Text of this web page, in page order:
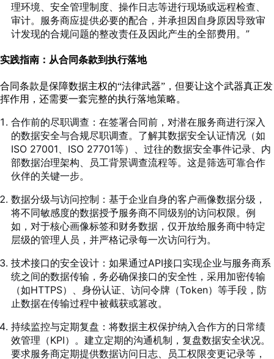
理环境、安全管理制度、操作日志等进行现场或远程检查、
审计。服务商应提供必要的配合，并承担因自身原因导致审
计发现的合规问题的整改责任及因此产生的全部费用。”
实践指南：从合同条款到执行落地
合同条款是保障数据主权的“法律武器”，但要让这个武器真正发
挥作用，还需要一套完整的执行落地策略。
合作前的尽职调查：在签署合同前，对潜在服务商进行深入
的数据安全与合规尽职调查。了解其数据安全认证情况（如
ISO 27001、ISO 27701等）、过往的数据安全事件记录、内
部数据治理架构、员工背景调查流程等。这是筛选可靠合作
伙伴的关键一步。
数据分级与访问控制：基于企业自身的客户画像数据分级，
将不同敏感度的数据授予服务商不同级别的访问权限。例
如，对于核心画像标签和财务数据，仅开放给服务商中特定
层级的管理人员，并严格记录每一次访问行为。
技术接口的安全设计：如果通过API接口实现企业与服务商系
统之间的数据传输，务必确保接口的安全性，采用加密传输
（如HTTPS）、身份认证、访问令牌（Token）等手段，防
止数据在传输过程中被截获或篡改。
持续监控与定期复盘：将数据主权保护纳入合作方的日常绩
效管理（KPI）。建立定期的沟通机制，复盘数据安全状况。
要求服务商定期提供数据访问日志、员工权限变更记录等，